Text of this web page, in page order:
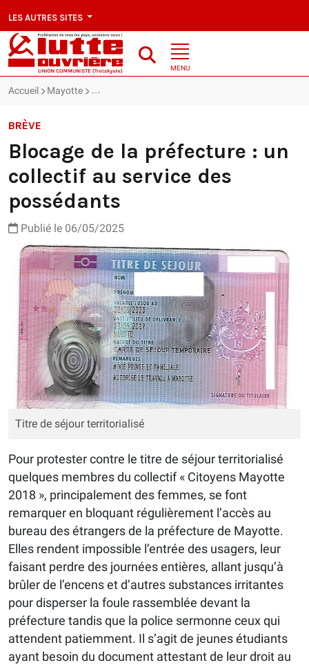
LES AUTRES SITES
MENU
Accueil Mayotte Blocage de la préfecture : un collectif au service
BRÈVE
Blocage de la préfecture : un
collectif au service des
possédants
Publié le 06/05/2025
Titre de séjour territorialisé
Pour protester contre le titre de séjour territorialisé
quelques membres du collectif « Citoyens Mayotte
2018 », principalement des femmes, se font
remarquer en bloquant régulièrement l’accès au
bureau des étrangers de la préfecture de Mayotte.
Elles rendent impossible l’entrée des usagers, leur
faisant perdre des journées entières, allant jusqu’à
brûler de l’encens et d’autres substances irritantes
pour disperser la foule rassemblée devant la
préfecture tandis que la police sermonne ceux qui
attendent patiemment. Il s’agit de jeunes étudiants
ayant besoin du document attestant de leur droit au